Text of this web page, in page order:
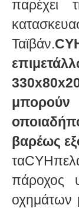
παρέχει
Ταϊβάν.
βαρέως
πάροχος
οχημάτων